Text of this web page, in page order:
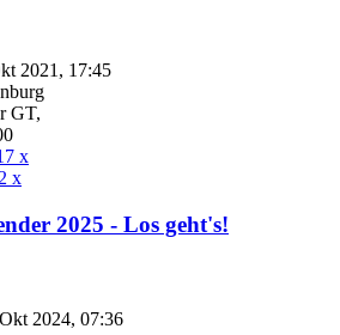
2021, 17:45
GT,
x
x
2025 - Los geht's!
2024, 07:36